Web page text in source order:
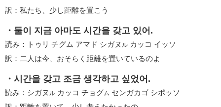
訳：私たち、少し距離を置こう
・둘이 지금 아마도 시간을 갖고 있어.
読み：トゥリ チグム アマド シガヌ ル カッコ イッソ
訳：二人は今、おそらく距離を置いているのよ
・시간을 갖고 조금 생각하고 싶었어.
読み：シガヌ ル カッコ チョグム センガカゴ シポッソ